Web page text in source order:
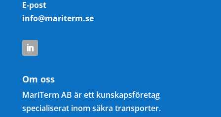
E-post
info@mariterm.se
Om oss
MariTerm AB är ett kunskapsföretag
specialiserat inom säkra transporter.